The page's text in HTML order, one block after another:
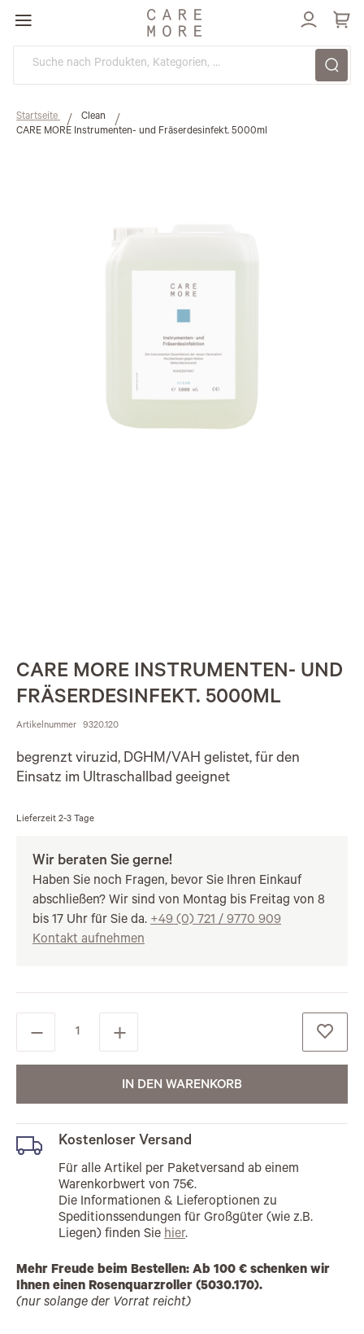
Direkt
zum
Inhalt
Startseite
Clean
CARE MORE Instrumenten- und Fräserdesinfekt. 5000ml
CARE MORE INSTRUMENTEN- UND
FRÄSERDESINFEKT. 5000ML
Artikelnummer 9320.120
begrenzt viruzid, DGHM/VAH gelistet, für den
Einsatz im Ultraschallbad geeignet
Lieferzeit 2-3 Tage
Wir beraten Sie gerne!
Haben Sie noch Fragen, bevor Sie Ihren Einkauf
abschließen? Wir sind von Montag bis Freitag von 8
bis 17 Uhr für Sie da. +49 (0) 721 / 9770 909
Kontakt aufnehmen
IN DEN WARENKORB
Kostenloser Versand
Für alle Artikel per Paketversand ab einem
Warenkorbwert von 75€.
Die Informationen & Lieferoptionen zu
Speditionssendungen für Großgüter (wie z.B.
Liegen) finden Sie hier.
Mehr Freude beim Bestellen: Ab 100 € schenken wir
Ihnen einen Rosenquarzroller (5030.170).
(nur solange der Vorrat reicht)